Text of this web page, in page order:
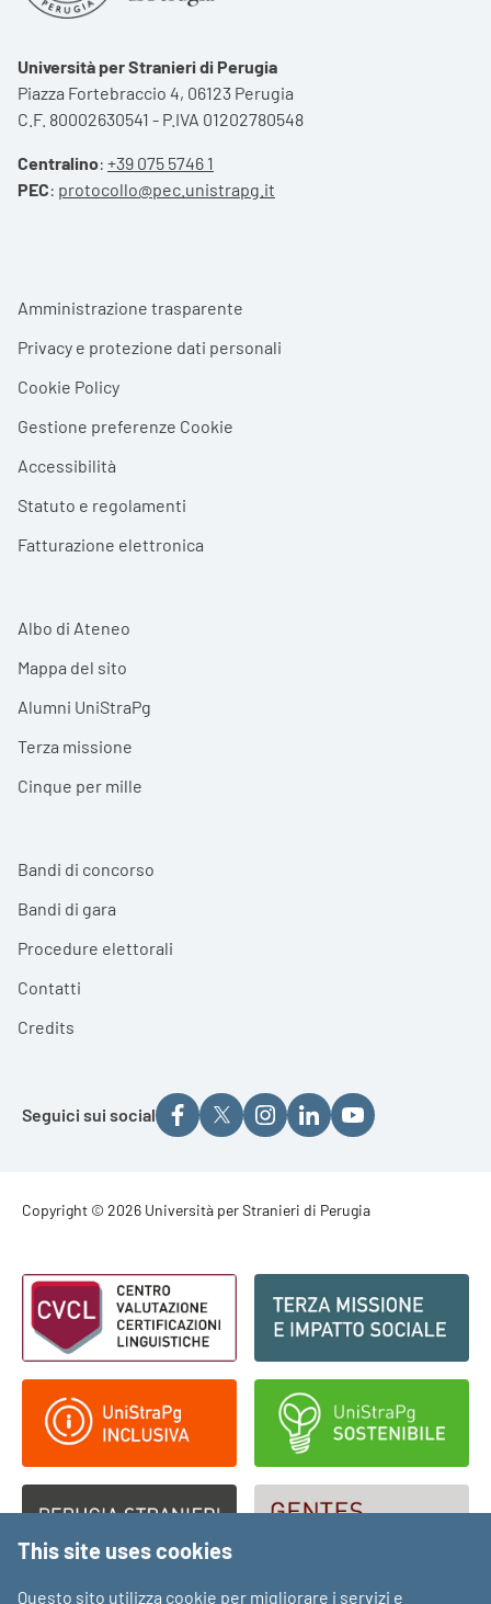
Università per Stranieri di Perugia
Piazza Fortebraccio 4, 06123 Perugia
C.F. 80002630541 - P.IVA 01202780548
Centralino: +39 075 5746 1
PEC: protocollo@pec.unistrapg.it
Footer menu
Amministrazione trasparente
Privacy e protezione dati personali
Cookie Policy
Gestione preferenze Cookie
Accessibilità
Statuto e regolamenti
Fatturazione elettronica
Albo di Ateneo
Mappa del sito
Alumni UniStraPg
Terza missione
Cinque per mille
Bandi di concorso
Bandi di gara
Procedure elettorali
Contatti
Credits
Seguici sui social
Footer - Copyright
Copyright © 2026 Università per Stranieri di Perugia
Footer - Loghi
This site uses cookies
Questo sito utilizza cookie per migliorare i servizi e